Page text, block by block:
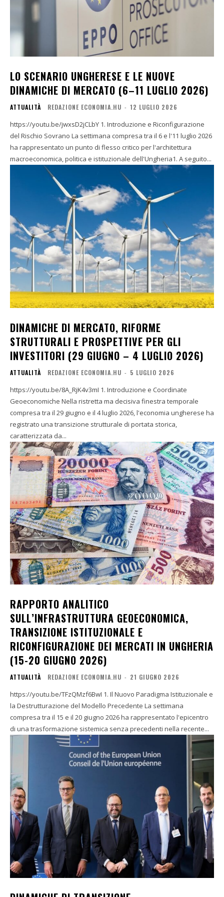
LO SCENARIO UNGHERESE E LE NUOVE
DINAMICHE DI MERCATO (6–11 LUGLIO 2026)
ATTUALITÀ REDAZIONE ECONOMIA.HU - 12 LUGLIO 2026
https://youtu.be/jwxsD2jCLbY 1. Introduzione e Riconfigurazione
del Rischio Sovrano La settimana compresa tra il 6 e l'11 luglio 2026
ha rappresentato un punto di flesso critico per l'architettura
macroeconomica, politica e istituzionale dell'Ungheria1. A seguito...
DINAMICHE DI MERCATO, RIFORME
STRUTTURALI E PROSPETTIVE PER GLI
INVESTITORI (29 GIUGNO – 4 LUGLIO 2026)
ATTUALITÀ REDAZIONE ECONOMIA.HU - 5 LUGLIO 2026
https://youtu.be/8A_RjK4v3mI 1. Introduzione e Coordinate
Geoeconomiche Nella ristretta ma decisiva finestra temporale
compresa tra il 29 giugno e il 4 luglio 2026, l'economia ungherese ha
registrato una transizione strutturale di portata storica,
caratterizzata da...
RAPPORTO ANALITICO
SULL’INFRASTRUTTURA GEOECONOMICA,
TRANSIZIONE ISTITUZIONALE E
RICONFIGURAZIONE DEI MERCATI IN UNGHERIA
(15-20 GIUGNO 2026)
ATTUALITÀ REDAZIONE ECONOMIA.HU - 21 GIUGNO 2026
https://youtu.be/TFzQMzf6BwI 1. Il Nuovo Paradigma Istituzionale e
la Destrutturazione del Modello Precedente La settimana
compresa tra il 15 e il 20 giugno 2026 ha rappresentato l'epicentro
di una trasformazione sistemica senza precedenti nella recente...